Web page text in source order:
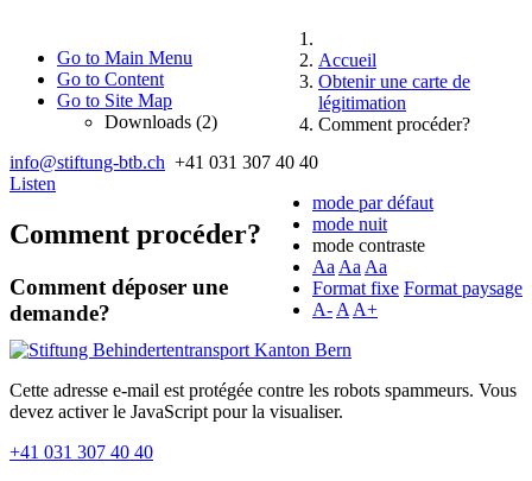
Go to Main Menu
Go to Content
Go to Site Map
Downloads (2)
info@stiftung-btb.ch +41 031 307 40 40
mode par défaut
mode nuit
mode contraste
Aa Aa Aa
Format fixe Format paysage
A- A A+
Cette adresse e-mail est protégée contre les robots spammeurs. Vous
devez activer le JavaScript pour la visualiser.
+41 031 307 40 40
Accueil
Obtenir une carte de
légitimation
Comment procéder?
Listen
Comment procéder?
Comment déposer une
demande?